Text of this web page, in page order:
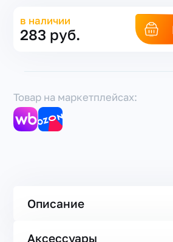
Товар на маркетплейсах:
в наличии
283 руб.
Описание
Аксессуары